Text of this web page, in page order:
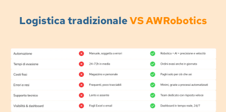
Logistica tradizionaleVS AWRobotics